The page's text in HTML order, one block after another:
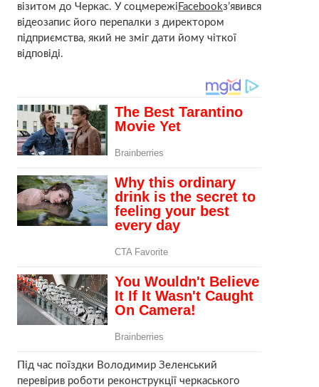
візитом до Черкас. У соцмережі Facebookз’явився
відеозапис його перепалки з директором
підприємства, який не зміг дати йому чіткої
відповіді.
Під час поїздки Володимир Зеленський
перевірив роботи реконструкції черкаського